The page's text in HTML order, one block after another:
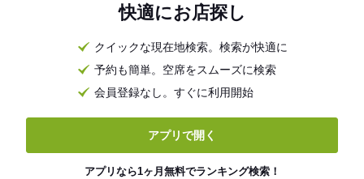
快適にお店探し
クイックな現在地検索。検索が快適に
予約も簡単。空席をスムーズに検索
会員登録なし。すぐに利用開始
アプリで開く
アプリなら1ヶ月無料でランキング検索！